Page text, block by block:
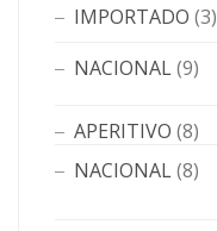
IMPORTADO (3)
NACIONAL(9)
APERITIVO (8)
NACIONAL(8)